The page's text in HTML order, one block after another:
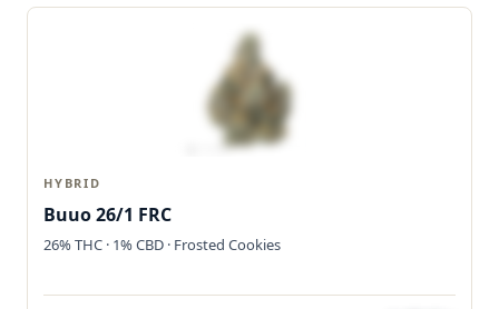
HYBRID
Buuo 26/1 FRC
26% THC · 1% CBD · Frosted Cookies